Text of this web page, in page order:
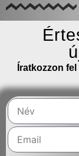
Íratkozzon